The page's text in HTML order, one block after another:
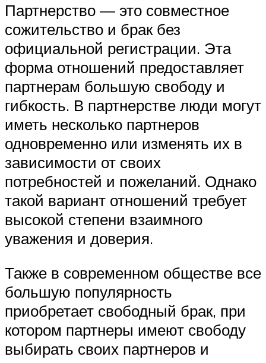
Партнерство — это совместное
сожительство и брак без
официальной регистрации. Эта
форма отношений предоставляет
партнерам большую свободу и
гибкость. В партнерстве люди могут
иметь несколько партнеров
одновременно или изменять их в
зависимости от своих
потребностей и пожеланий. Однако
такой вариант отношений требует
высокой степени взаимного
уважения и доверия.
Также в современном обществе все
большую популярность
приобретает свободный брак, при
котором партнеры имеют свободу
выбирать своих партнеров и